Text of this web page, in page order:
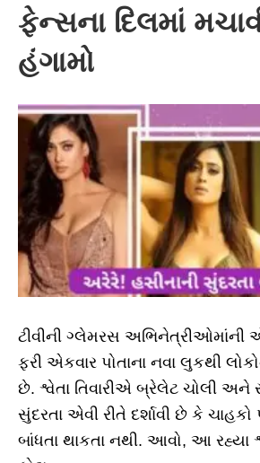
ફેન્સના દિલમાં
હંગામો
ટીવીની ગ્લેમરસ અભિનેત્રીઓમાંની
ફરી એકવાર પોતાના નવા લુકથી
છે. શ્વેતા તિવારીએ બ્રેલેટ ચોલી અને
સુંદરતા એવી રીતે દર્શાવી છે કે
બાંધતા થાકતા નથી. આવો, આ રહ્યા